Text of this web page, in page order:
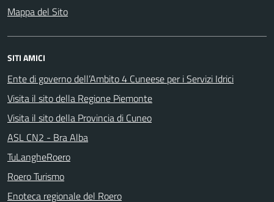
Mappa del Sito
SITI AMICI
Ente di governo dell’Ambito 4 Cuneese per i Servizi Idrici
Visita il sito della Regione Piemonte
Visita il sito della Provincia di Cuneo
ASL CN2 - Bra Alba
TuLangheRoero
Roero Turismo
Enoteca regionale del Roero